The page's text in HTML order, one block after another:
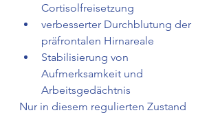
Cortisolfreisetzung
verbesserter Durchblutung der
präfrontalen Hirnareale
Stabilisierung von
Aufmerksamkeit und
Arbeitsgedächtnis
Nur in diesem regulierten Zustand